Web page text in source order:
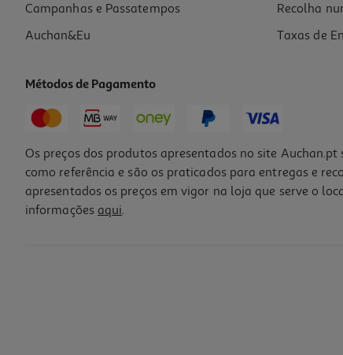
Campanhas e Passatempos
Auchan&Eu
Recolha
Taxas de
Métodos de Pagamento
Os preços dos produtos apresentados no site
como referência e são os praticados para entregas e
apresentados os preços em vigor na loja que serve o
informações aqui.